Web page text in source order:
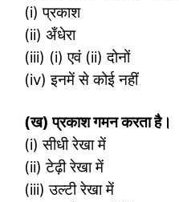
(i) प्रकाश
(ii) अँधेरा
(iii) (i) एवं (ii) दोनों
(iv) इनमें से कोई नहीं
(ख) प्रकाश गमन करता है।
(i) सीधी रेखा में
(ii) टेढ़ी रेखा में
(iii) उल्टी रेखा में